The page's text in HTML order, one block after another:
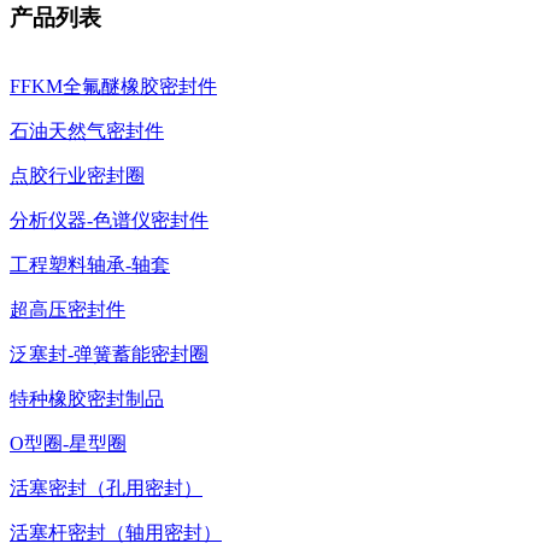
产品列表
FFKM全氟醚橡胶密封件
石油天然气密封件
点胶行业密封圈
分析仪器-色谱仪密封件
工程塑料轴承-轴套
超高压密封件
泛塞封-弹簧蓄能密封圈
特种橡胶密封制品
O型圈-星型圈
活塞密封（孔用密封）
活塞杆密封（轴用密封）